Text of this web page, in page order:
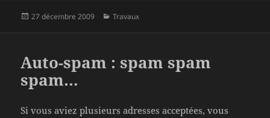
Publié
27 décembre 2009 Catégories
Travaux
Auto-spam : spam spam
spam…
Si vous aviez plusieurs adresses acceptées, vous